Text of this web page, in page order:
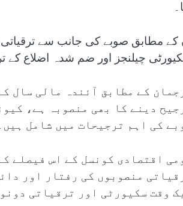
کے مطابق صوبے کی جانب سے ترقیاتی
چیلنجز اور ضم شدہ اضلاع کے
کے مطابق آئندہ مالی سال
دینے کا بھی منصوبہ ہے،
کی اہم ترجیحات میں شامل
اقتصادی کونسل کے اس فیصلے
منصوبوں کی رفتار اور
وقت سکیورٹی اور ترقیاتی